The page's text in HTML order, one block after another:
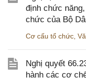
định chức
chức của Bộ
Cơ cấu tổ chức
Nghị quyết
hành các cơ